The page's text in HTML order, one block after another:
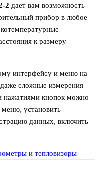
2 дает вам возможность
прибор в любое
к размеру
интерфейсу и меню на
даже сложные измерения
нажатиями кнопок можно
установить
данных, включить
и тепловизоры